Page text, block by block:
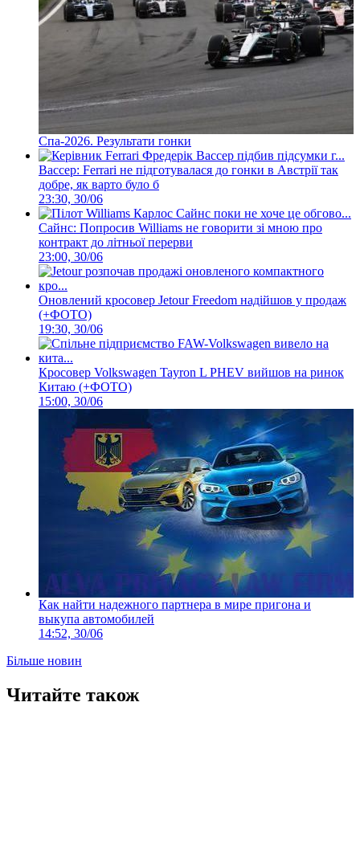
Спа-2026. Результати гонки
Вассер: Ferrari не підготувалася до гонки в Австрії так
добре, як варто було б
23:30, 30/06
Сайнс: Попросив Williams не говорити зі мною про
контракт до літньої перерви
23:00, 30/06
Оновлений кросовер Jetour Freedom надійшов у продаж
(+ФОТО)
19:30, 30/06
Кросовер Volkswagen Tayron L PHEV вийшов на ринок
Китаю (+ФОТО)
15:00, 30/06
Как найти надежного партнера в мире пригона и
выкупа автомобилей
14:52, 30/06
Більше новин
Читайте також